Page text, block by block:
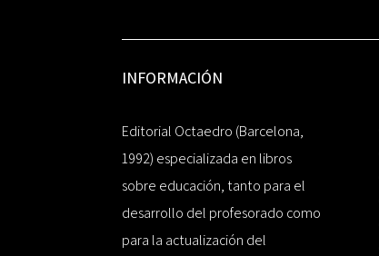
INFORMACIÓN
Editorial Octaedro (Barcelona,
1992) especializada en libros
sobre educación, tanto para el
desarrollo del profesorado como
para la actualización del